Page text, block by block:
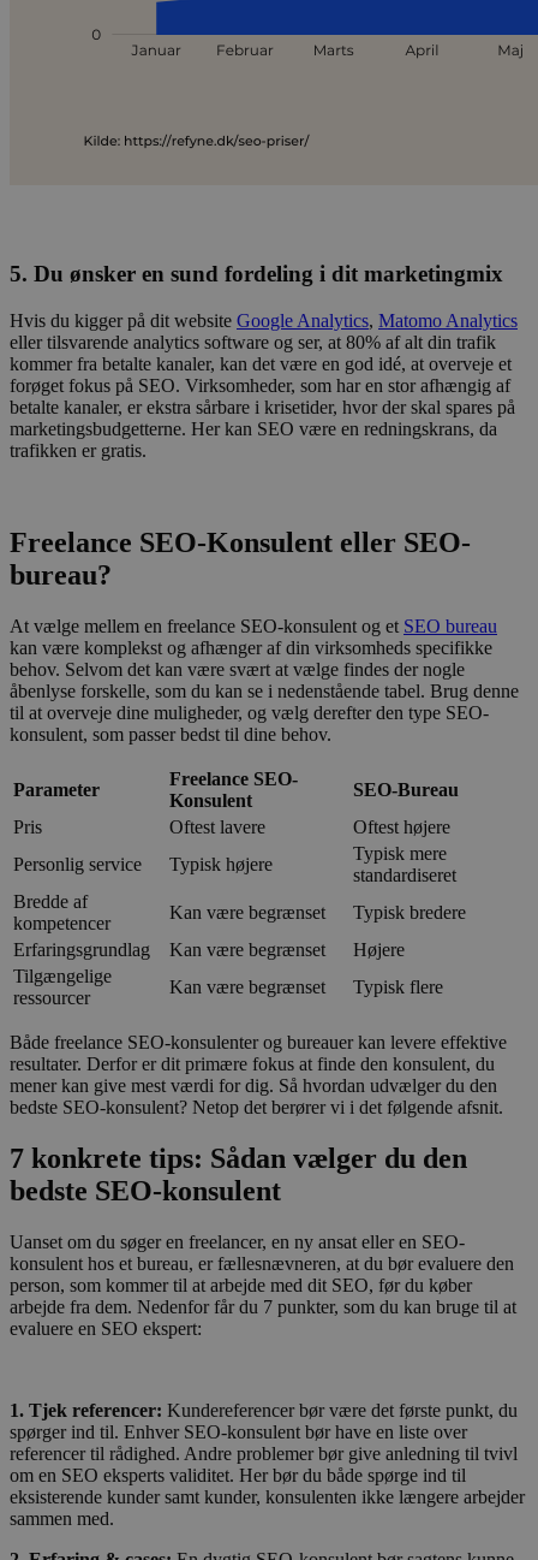
5. Du ønsker en sund fordeling i dit marketingmix
Hvis du kigger på dit website Google Analytics, Matomo Analytics
eller tilsvarende analytics software og ser, at 80% af alt din trafik
kommer fra betalte kanaler, kan det være en god idé, at overveje et
forøget fokus på SEO. Virksomheder, som har en stor afhængig af
betalte kanaler, er ekstra sårbare i krisetider, hvor der skal spares på
marketingsbudgetterne. Her kan SEO være en redningskrans, da
trafikken er gratis.
Freelance SEO-Konsulent eller SEO-
bureau?
At vælge mellem en freelance SEO-konsulent og et SEO bureau
kan være komplekst og afhænger af din virksomheds specifikke
behov. Selvom det kan være svært at vælge findes der nogle
åbenlyse forskelle, som du kan se i nedenstående tabel. Brug denne
til at overveje dine muligheder, og vælg derefter den type SEO-
konsulent, som passer bedst til dine behov.
Parameter
Freelance SEO-
Konsulent
SEO-Bureau
Pris
Oftest lavere
Oftest højere
Personlig service
Typisk højere
Typisk mere
standardiseret
Bredde af
kompetencer
Kan være begrænset
Typisk bredere
Erfaringsgrundlag
Kan være begrænset
Højere
Tilgængelige
ressourcer
Kan være begrænset Typisk flere
Både freelance SEO-konsulenter og bureauer kan levere effektive
resultater. Derfor er dit primære fokus at finde den konsulent, du
mener kan give mest værdi for dig. Så hvordan udvælger du den
bedste SEO-konsulent? Netop det berører vi i det følgende afsnit.
7 konkrete tips: Sådan vælger du den
bedste SEO-konsulent
Uanset om du søger en freelancer, en ny ansat eller en SEO-
konsulent hos et bureau, er fællesnævneren, at du bør evaluere den
person, som kommer til at arbejde med dit SEO, før du køber
arbejde fra dem. Nedenfor får du 7 punkter, som du kan bruge til at
evaluere en SEO ekspert:
1. Tjek referencer: Kundereferencer bør være det første punkt, du
spørger ind til. Enhver SEO-konsulent bør have en liste over
referencer til rådighed. Andre problemer bør give anledning til tvivl
om en SEO eksperts validitet. Her bør du både spørge ind til
eksisterende kunder samt kunder, konsulenten ikke længere arbejder
sammen med.